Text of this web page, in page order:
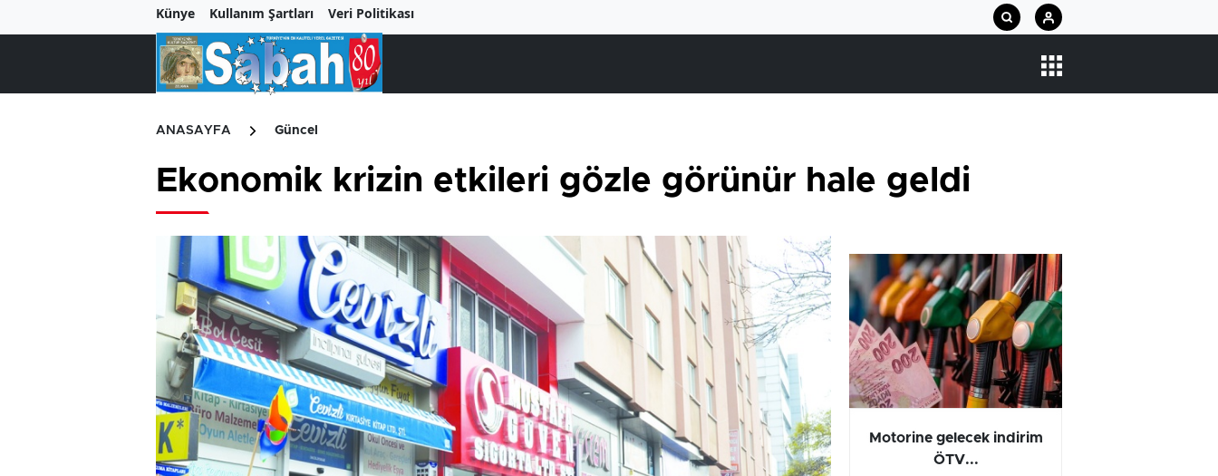
Künye Kullanım Şartları Veri Politikası
ANASAYFA Güncel
Ekonomik krizin etkileri gözle görünür hale geldi
Kapanan işyeri sayısında
yüz...
Yönetmeliğe aykırı
süresiz...
Motorine gelecek indirim
ÖTV...